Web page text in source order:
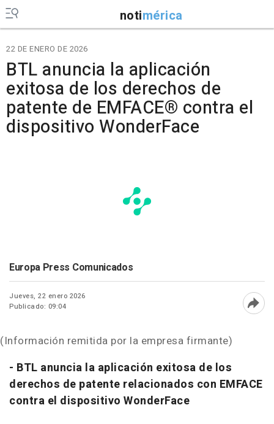
notimérica
22 DE ENERO DE 2026
BTL anuncia la aplicación
exitosa de los derechos de
patente de EMFACE® contra el
dispositivo WonderFace
Europa Press Comunicados
Jueves, 22 enero 2026
Publicado: 09:04
(Información remitida por la empresa firmante)
- BTL anuncia la aplicación exitosa de los
derechos de patente relacionados con EMFACE
contra el dispositivo WonderFace